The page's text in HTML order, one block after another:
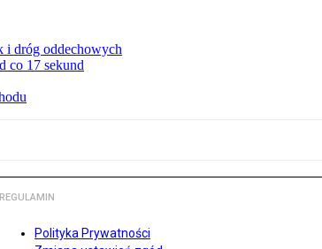
i dróg oddechowych
co 17 sekund
REGULAMIN
Polityka Prywatności